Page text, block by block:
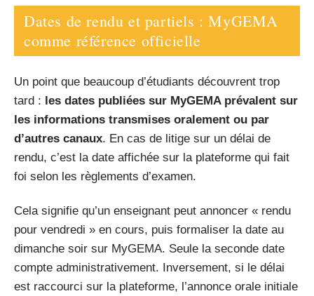
Dates de rendu et partiels : MyGEMA
comme référence officielle
Un point que beaucoup d’étudiants découvrent trop
tard : les dates publiées sur MyGEMA prévalent sur
les informations transmises oralement ou par
d’autres canaux. En cas de litige sur un délai de
rendu, c’est la date affichée sur la plateforme qui fait
foi selon les règlements d’examen.
Cela signifie qu’un enseignant peut annoncer « rendu
pour vendredi » en cours, puis formaliser la date au
dimanche soir sur MyGEMA. Seule la seconde date
compte administrativement. Inversement, si le délai
est raccourci sur la plateforme, l’annonce orale initiale